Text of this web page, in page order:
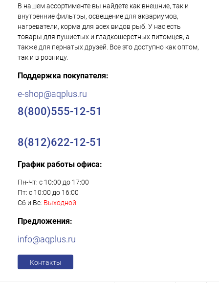
В нашем ассортименте вы найдете как внешние, так и
внутренние фильтры, освещение для аквариумов,
нагреватели, корма для всех видов рыб. У нас есть
товары для пушистых и гладкошерстных питомцев, а
также для пернатых друзей. Все это доступно как оптом,
так и в розницу.
Поддержка покупателя:
e-shop@aqplus.ru
8(800)555-12-51
8(812)622-12-51
График работы офиса:
Пн-Чт: с 10:00 до 17:00
Пт: с 10:00 до 16:00
Сб и Вс: Выходной
Предложения:
info@aqplus.ru
Контакты